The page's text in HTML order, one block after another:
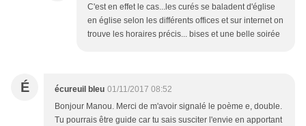
C'est en effet le cas...les curés se baladent d'église
en église selon les différents offices et sur internet on
trouve les horaires précis... bises et une belle soirée
É écureuil bleu 01/11/2017 08:52
Bonjour Manou. Merci de m'avoir signalé le poème e, double.
Tu pourrais être guide car tu sais susciter l'envie en apportant